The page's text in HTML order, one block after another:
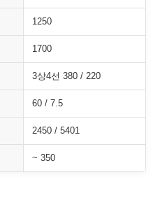
1250
1700
3상4선 380 / 220
60 / 7.5
2450 / 5401
~ 350